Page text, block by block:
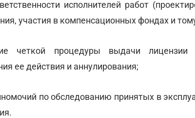
исполнителей работ
участия в компенсационных фондах и
четкой процедуры выдачи лицензии
ее действия и аннулирования;
по обследованию принятых в